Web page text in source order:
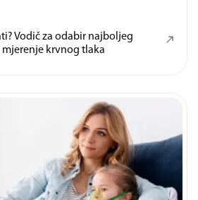
Vodič za odabir najboljeg
krvnog tlaka